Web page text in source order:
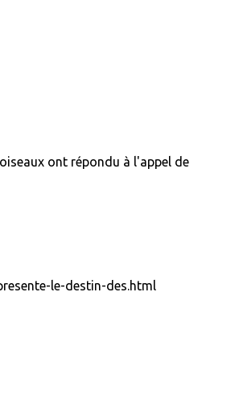
ont répondu à l'appel de
le-destin-des.html